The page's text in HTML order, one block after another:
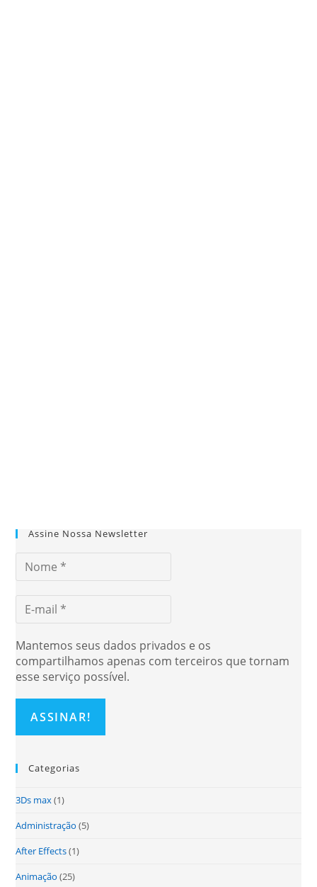
Assine Nossa Newsletter
Mantemos seus dados privados e os
compartilhamos apenas com terceiros que tornam
esse serviço possível.
Categorias
3Ds max(1)
Administração (5)
After Effects(1)
Animação (25)